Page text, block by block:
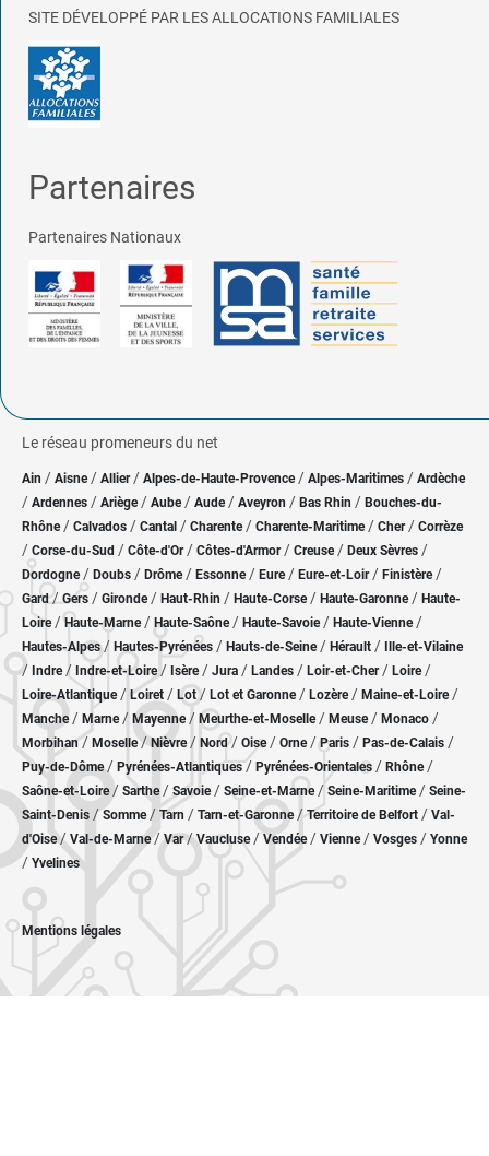
SITE DÉVELOPPÉ PAR LES ALLOCATIONS FAMILIALES
Partenaires
Partenaires Nationaux
Le réseau promeneurs du net
Ain / Aisne/ Allier/ Alpes-de-Haute-Provence / Alpes-Maritimes / Ardèche
/ Ardennes / Ariège/ Aube/ Aude / Aveyron / Bas Rhin / Bouches-du-
Rhône/ Calvados / Cantal / Charente / Charente-Maritime/ Cher / Corrèze
/ Corse-du-Sud / Côte-d'Or / Côtes-d'Armor/ Creuse/ Deux Sèvres /
Dordogne/ Doubs / Drôme/ Essonne / Eure/ Eure-et-Loir / Finistère/
Gard/Gers / Gironde/ Haut-Rhin / Haute-Corse/ Haute-Garonne/ Haute-
Loire/Haute-Marne/ Haute-Saône/ Haute-Savoie/ Haute-Vienne/
Hautes-Alpes/ Hautes-Pyrénées / Hauts-de-Seine/ Hérault / Ille-et-Vilaine
/ Indre/ Indre-et-Loire/ Isère/ Jura / Landes / Loir-et-Cher/ Loire/
Loire-Atlantique/ Loiret / Lot/ Lot et Garonne/ Lozère / Maine-et-Loire/
Manche/ Marne/ Mayenne/ Meurthe-et-Moselle/ Meuse/ Monaco /
Morbihan/ Moselle/ Nièvre / Nord/ Oise / Orne/Paris / Pas-de-Calais /
Puy-de-Dôme/ Pyrénées-Atlantiques / Pyrénées-Orientales / Rhône/
Saône-et-Loire/ Sarthe/ Savoie/ Seine-et-Marne/ Seine-Maritime/ Seine-
Saint-Denis /Somme/ Tarn / Tarn-et-Garonne/Territoire de Belfort / Val-
d'Oise/ Val-de-Marne/Var/Vaucluse/ Vendée/ Vienne/ Vosges / Yonne
/ Yvelines
Mentions légales